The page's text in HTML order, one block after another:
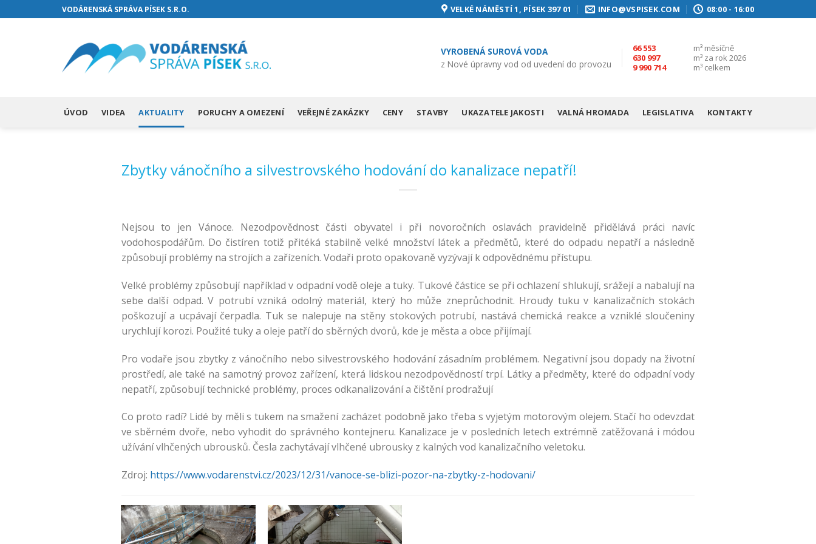
na
VODÁRENSKÁ SPRÁVA PÍSEK S.R.O. VELKÉ NÁMĚSTÍ 1, PÍSEK 397 01 INFO@VSPISEK.COM 08:00 - 16:00
VYROBENÁ SUROVÁ VODA
z Nové úpravny vod od uvedení do provozu
66 553
630 997
9 990 714
m³ měsíčně
m³ za rok 2026
m³ celkem
ÚVOD VIDEA AKTUALITY PORUCHY A OMEZENÍ VEŘEJNÉ ZAKÁZKY CENY STAVBY UKAZATELE JAKOSTI VALNÁ HROMADA LEGISLATIVA KONTAKTY
Zbytky vánočního a silvestrovského hodování do kanalizace nepatří!
Nejsou to jen Vánoce. Nezodpovědnost části obyvatel i při novoročních oslavách pravidelně přidělává práci navíc
vodohospodářům. Do čistíren totiž přitéká stabilně velké množství látek a předmětů, které do odpadu nepatří a následně
způsobují problémy na strojích a zařízeních. Vodaři proto opakovaně vyzývají k odpovědnému přístupu.
Velké problémy způsobují například v odpadní vodě oleje a tuky. Tukové částice se při ochlazení shlukují, srážejí a nabalují na
sebe další odpad. V potrubí vzniká odolný materiál, který ho může zneprůchodnit. Hroudy tuku v kanalizačních stokách
poškozují a ucpávají čerpadla. Tuk se nalepuje na stěny stokových potrubí, nastává chemická reakce a vzniklé sloučeniny
urychlují korozi. Použité tuky a oleje patří do sběrných dvorů, kde je města a obce přijímají.
Pro vodaře jsou zbytky z vánočního nebo silvestrovského hodování zásadním problémem. Negativní jsou dopady na životní
prostředí, ale také na samotný provoz zařízení, která lidskou nezodpovědností trpí. Látky a předměty, které do odpadní vody
nepatří, způsobují technické problémy, proces odkanalizování a čištění prodražují
Co proto radí? Lidé by měli s tukem na smažení zacházet podobně jako třeba s vyjetým motorovým olejem. Stačí ho odevzdat
ve sběrném dvoře, nebo vyhodit do správného kontejneru. Kanalizace je v posledních letech extrémně zatěžovaná i módou
užívání vlhčených ubrousků. Česla zachytávají vlhčené ubrousky z kalných vod kanalizačního veletoku.
Zdroj: https://www.vodarenstvi.cz/2023/12/31/vanoce-se-blizi-pozor-na-zbytky-z-hodovani/